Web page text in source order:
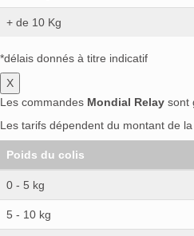
+ de 10 Kg
*délais donnés à titre indicatif
X
Les commandes Mondial Relay sont
Les tarifs dépendent du montant de
Poids du colis
0 - 5 kg
5 - 10 kg